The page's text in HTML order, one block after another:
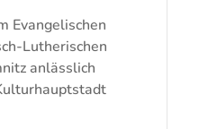
Evangelischen
Lutherischen
anlässlich